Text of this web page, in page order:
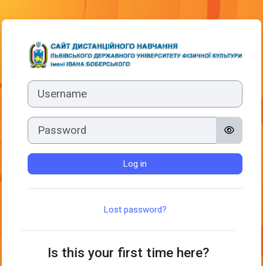
Log in to Сайт
Username
Password
Log in
Lost password?
Is this your first time here?